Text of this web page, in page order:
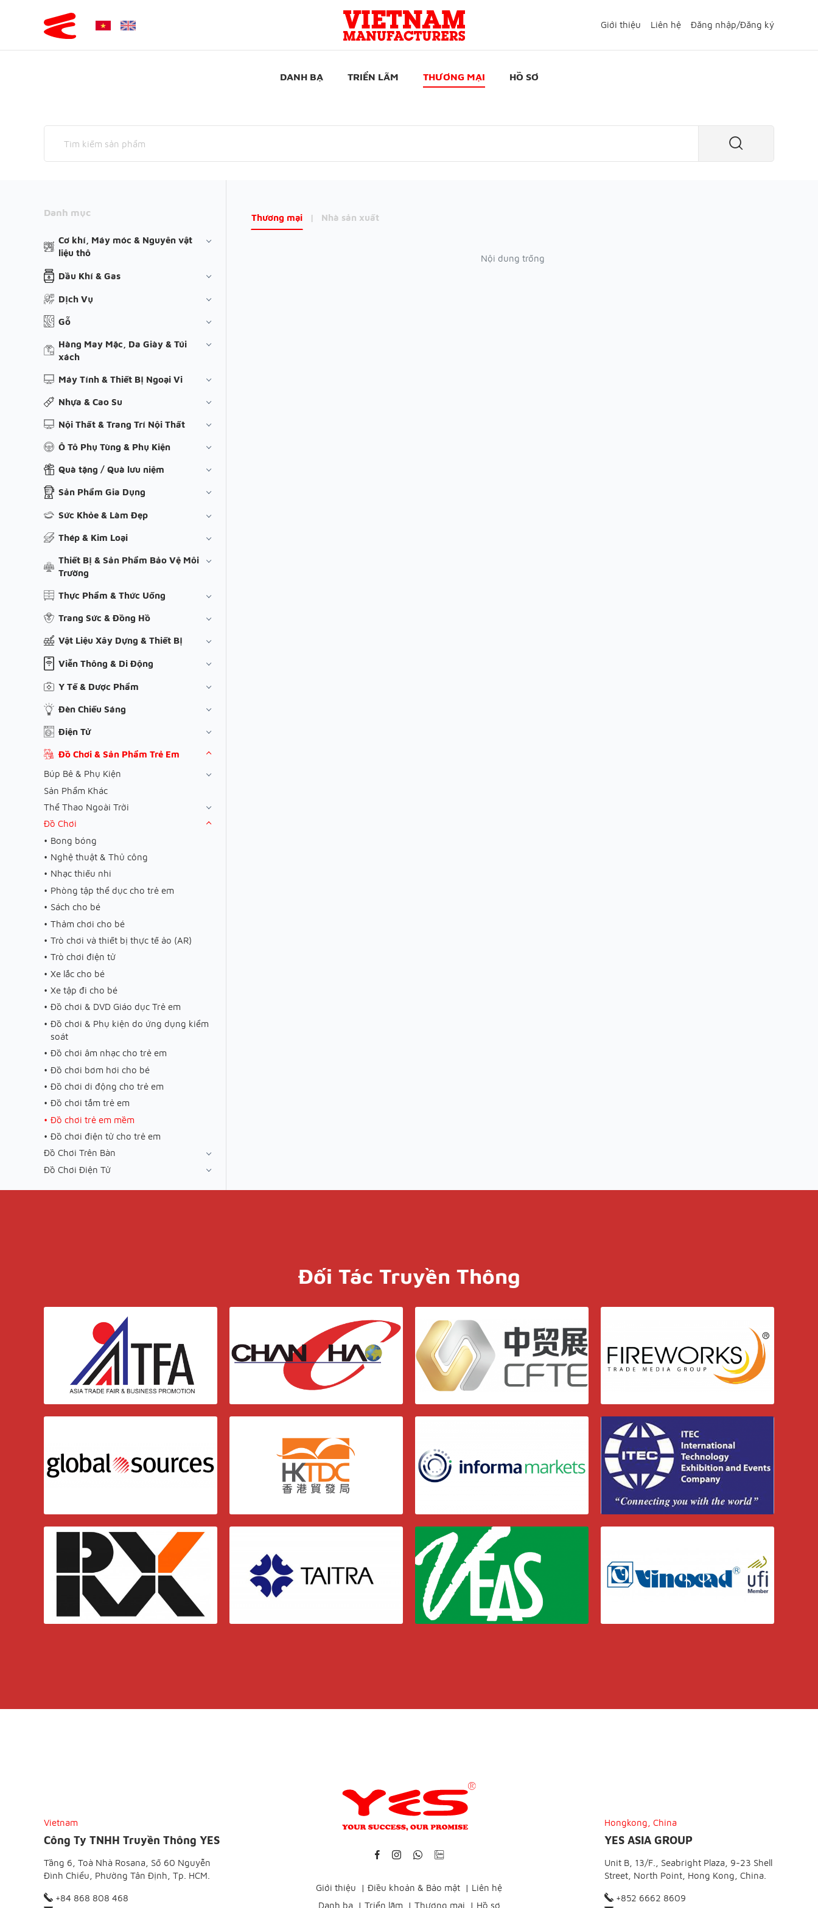
Giới thiệu Liên hệ Đăng nhập/Đăng ký
DANH BẠ TRIỂN LÃM THƯƠNG MẠI HỒ SƠ
Danh mục
Cơ khí, Máy móc & Nguyên vật
liệu thô
Dầu Khí & Gas
Dịch Vụ
Gỗ
Hàng May Mặc, Da Giày & Túi
xách
Máy Tính & Thiết Bị Ngoại Vi
Nhựa & Cao Su
Nội Thất & Trang Trí Nội Thất
Ô Tô Phụ Tùng & Phụ Kiện
Quà tặng / Quà lưu niệm
Sản Phẩm Gia Dụng
Sức Khỏe & Làm Đẹp
Thép & Kim Loại
Thiết Bị & Sản Phẩm Bảo Vệ Môi
Trường
Thực Phẩm & Thức Uống
Trang Sức & Đồng Hồ
Vật Liệu Xây Dựng & Thiết Bị
Viễn Thông & Di Động
Y Tế & Dược Phẩm
Đèn Chiếu Sáng
Điện Tử
Đồ Chơi & Sản Phẩm Trẻ Em
Búp Bê & Phụ Kiện
Sản Phẩm Khác
Thể Thao Ngoài Trời
Đồ Chơi
Bong bóng
Nghệ thuật & Thủ công
Nhạc thiếu nhi
Phòng tập thể dục cho trẻ em
Sách cho bé
Thảm chơi cho bé
Trò chơi và thiết bị thực tế ảo (AR)
Trò chơi điện tử
Xe lắc cho bé
Xe tập đi cho bé
Đồ chơi & DVD Giáo dục Trẻ em
Đồ chơi & Phụ kiện do ứng dụng kiểm
soát
Đồ chơi âm nhạc cho trẻ em
Đồ chơi bơm hơi cho bé
Đồ chơi di động cho trẻ em
Đồ chơi tắm trẻ em
Đồ chơi trẻ em mềm
Đồ chơi điện tử cho trẻ em
Đồ Chơi Trên Bàn
Đồ Chơi Điện Tử
Thương mại | Nhà sản xuất
Nội dung trống
Đối Tác Truyền Thông
Vietnam
Công Ty TNHH Truyền Thông YES
Tầng 6, Toà Nhà Rosana, Số 60 Nguyễn
Đình Chiểu, Phường Tân Định, Tp. HCM.
+84 868 808 468
Giới thiệu | Điều khoản & Bảo mật | Liên hệ
Danh bạ
| Triển lãm | Thương mại | Hồ sơ
Hongkong, China
YES ASIA GROUP
Unit B, 13/F., Seabright Plaza, 9-23 Shell
Street, North Point, Hong Kong, China.
+852 6662 8609